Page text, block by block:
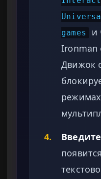
games
и
Ironman
Движок
4.